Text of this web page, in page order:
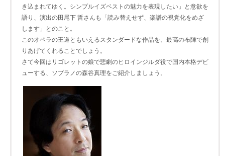
き込まれてゆく。シンプルイズベストの魅力を表現したい」と意欲を
語り、演出の田尾下 哲さんも「読み替えせず、楽譜の視覚化をめざ
します」とのこと。
このオペラの王道ともいえるスタンダードな作品を、最高の布陣で創
りあげてくれることでしょう。
さて今回はリゴレットの娘で悲劇のヒロインジルダ役で国内本格デビ
ューする、ソプラノの森谷真理をご紹介しましょう。